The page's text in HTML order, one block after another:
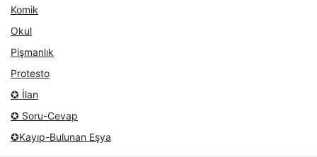
Komik
Okul
Pişmanlık
Protesto
✪ İlan
✪ Soru-Cevap
✪Kayıp-Bulunan Eşya